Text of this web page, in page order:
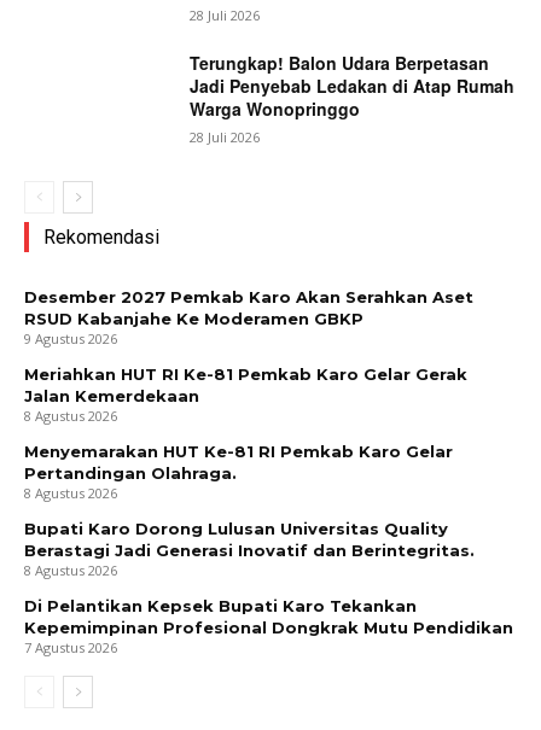
28 Juli 2026
Terungkap! Balon Udara Berpetasan
Jadi Penyebab Ledakan di Atap Rumah
Warga Wonopringgo
28 Juli 2026
Rekomendasi
Desember 2027 Pemkab Karo Akan Serahkan Aset
RSUD Kabanjahe Ke Moderamen GBKP
9 Agustus 2026
Meriahkan HUT RI Ke-81 Pemkab Karo Gelar Gerak
Jalan Kemerdekaan
8 Agustus 2026
Menyemarakan HUT Ke-81 RI Pemkab Karo Gelar
Pertandingan Olahraga.
8 Agustus 2026
Bupati Karo Dorong Lulusan Universitas Quality
Berastagi Jadi Generasi Inovatif dan Berintegritas.
8 Agustus 2026
Di Pelantikan Kepsek Bupati Karo Tekankan
Kepemimpinan Profesional Dongkrak Mutu Pendidikan
7 Agustus 2026